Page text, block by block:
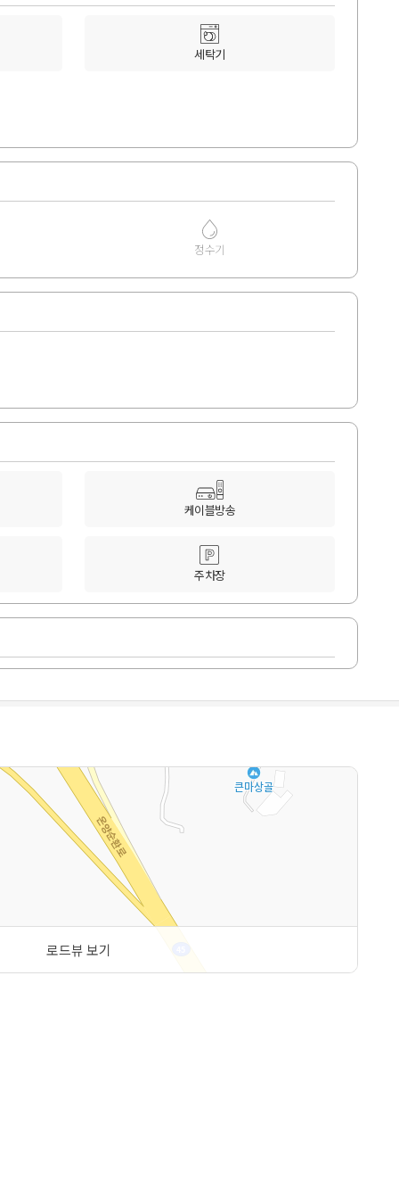
세탁기
정수기
케이블방송
주차장
로드뷰 보기